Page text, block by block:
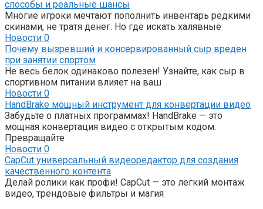
способы и реальные шансы
Многие игроки мечтают пополнить инвентарь редкими
скинами, не тратя денег. Но где искать халявные
Новости 0
Почему вызревший и консервированный сыр вреден
при занятии спортом
Не весь белок одинаково полезен! Узнайте, как сыр в
спортивном питании влияет на ваш
Новости 0
HandBrake мощный инструмент для конвертации видео
Забудьте о платных программах! HandBrake — это
мощная конвертация видео с открытым кодом.
Превращайте
Новости 0
CapCut универсальный видеоредактор для создания
качественного контента
Делай ролики как профи! CapCut — это легкий монтаж
видео, трендовые фильтры и магия